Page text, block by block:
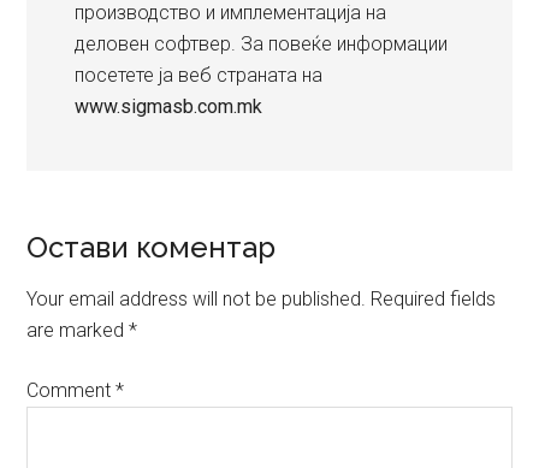
производство и имплементација на
деловен софтвер. За повеќе информации
посетете ја веб страната на
www.sigmasb.com.mk
Reader
Interactions
Остави коментар
Your email address will not be published. Required fields
are marked*
Comment*